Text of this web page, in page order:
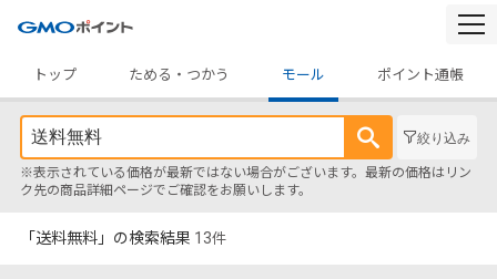
トップ
ためる・つかう モール ポイント通帳
絞り込み
※表示されている価格が最新ではない場合がございます。最新の価格はリン
ク先の商品詳細ページでご確認をお願いします。
「送料無料」の検索結果 13件